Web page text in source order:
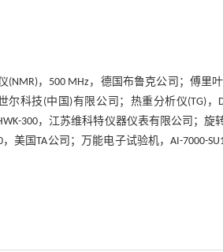
，500 MHz，德国布鲁克公司；傅里
尔科技(中国)有限公司；热重分析仪(TG)
300，江苏维科特仪器仪表有限公司；旋
美国TA公司；万能电子试验机，AI-7000-